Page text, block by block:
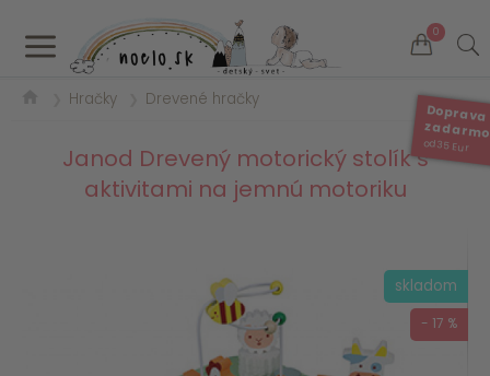
a 0
Doprava
od 35 Eur
Hračky Drevené hračky
Janod Drevený motorický stolík s
aktivitami na jemnú motoriku
skladom
- 17 %